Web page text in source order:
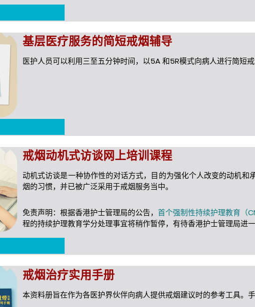
基层医疗服务的简短戒烟辅导
医护人员可以利用三至五分钟时间，以5A 和5R模式向病人进行简短
戒烟动机式访谈网上培训课程
动机式访谈是一种协作性的对话方式，目的为强化个人改变的动机
烟的习惯，并已被广泛采用于戒烟服务当中。
免责声明：根据香港护士管理局的公告， 首个强制性持续护理教育（
程的持续护理教育学分处理事宜将稍作暂停，有待香港护士管理局进一
戒烟治疗实用手册
本资料册旨在作为各医护界伙伴向病人提供戒烟建议时的参考工具。手